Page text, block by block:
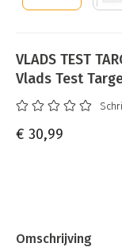
VLADS TEST
Vlads Test
€ 30,99
Omschrijving